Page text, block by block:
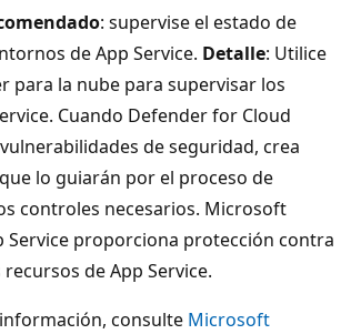
: supervise el estado de
de App Service. Detalle: Utilice
para la nube para supervisar los
Cuando Defender for Cloud
de seguridad, crea
lo guiarán por el proceso de
controles necesarios. Microsoft
Service proporciona protección contra
de App Service.
consulte Microsoft